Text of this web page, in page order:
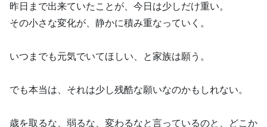
昨日まで出来ていたことが、今日は少しだけ重い。
その小さな変化が、静かに積み重なっていく。
いつまでも元気でいてほしい、と家族は願う。
でも本当は、それは少し残酷な願いなのかもしれない。
歳を取るな、弱るな、変わるなと言っているのと、どこか